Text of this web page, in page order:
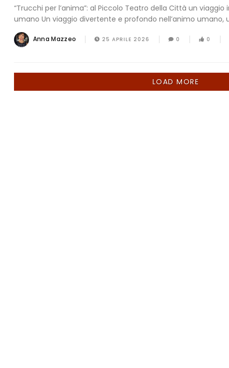
“Trucchi per l’anima”: al Piccolo Teatro della Città un viaggio
umano Un viaggio divertente e profondo nell’animo umano,
Anna Mazzeo 25 APRILE 2026 0 0
LOAD MORE